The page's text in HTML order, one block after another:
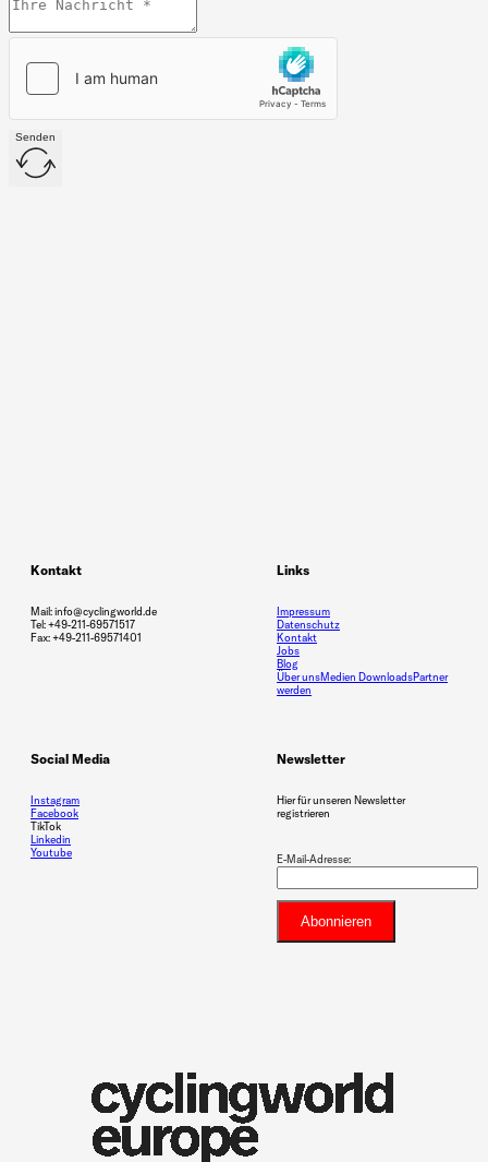
Senden
Kontakt
Mail: info@cyclingworld.de
Tel: +49-211-69571517
Fax: +49-211-69571401
Links
Impressum
Datenschutz
Kontakt
Jobs
Blog
Über unsMedien DownloadsPartner
werden
Social Media
Instagram
Facebook
TikTok
Linkedin
Youtube
Newsletter
Hier für unseren Newsletter
registrieren
E-Mail-Adresse: